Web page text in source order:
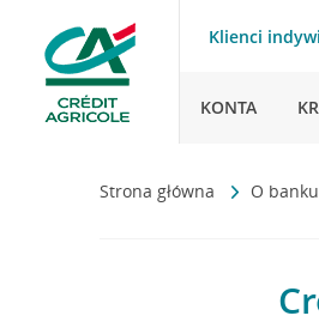
Klienci
KONTA
Strona główna O banku